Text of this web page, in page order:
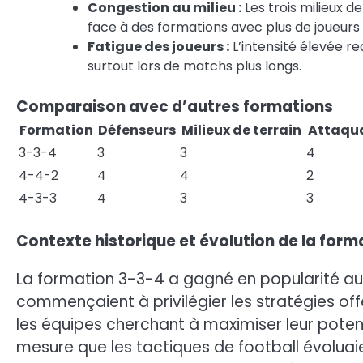
Congestion au milieu : Les trois milieux
face à des formations avec plus de joueurs
Fatigue des joueurs : L’intensité élevée
surtout lors de matchs plus longs.
Comparaison avec d’autres formations
Formation Défenseurs Milieux de terrain
3-3-4
3 3
4
4-4-2
4 4
2
4-3-3
4 3 3
Contexte historique et évolution de la
La formation 3-3-4 a gagné en popularité
commençaient à privilégier les stratégies
les équipes cherchant à maximiser leur
mesure que les tactiques de football